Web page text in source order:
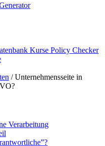
Kurse Policy Checker
/ Unternehmensseite in
Verarbeitung